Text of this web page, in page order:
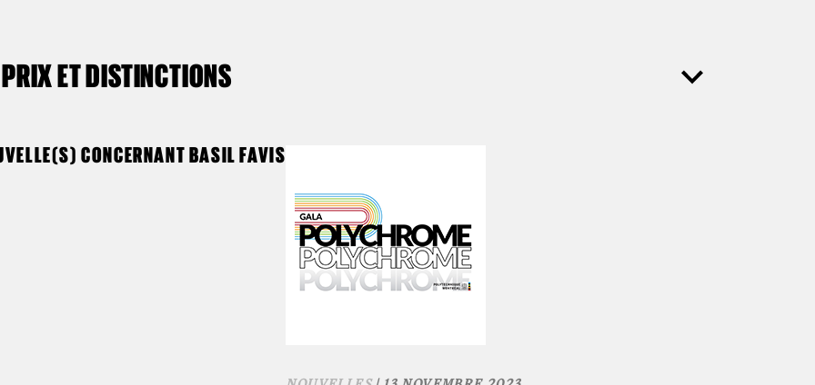
PRIX ET DISTINCTIONS
CONCERNANT BASIL FAVIS